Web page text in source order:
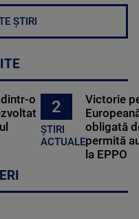
ȘTIRI
o
2
ȘTIRI
ACTUALE
Victorie
obligată
permită
la EPPO